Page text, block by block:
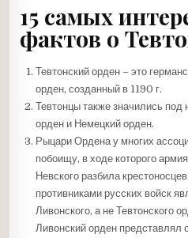
15 самых
фактов о
Тевтонский орден – это
орден, созданный в 1190 г.
Тевтонцы также значились под
орден и Немецкий орден.
Рыцари Ордена у многих
побоищу, в ходе которого
Невского разбила
противниками русских войск
Ливонского, а не Тевтонского
Ливонский орден представлял